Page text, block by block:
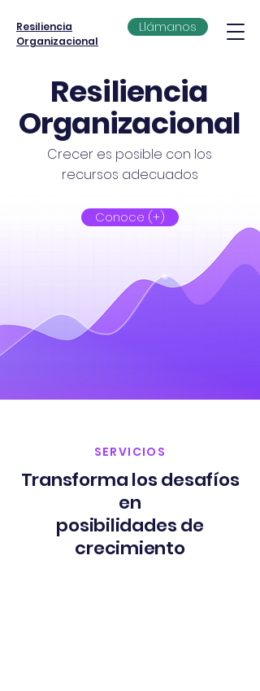
Resiliencia
Organizacional
Llámanos
Resiliencia
Organizacional
Crecer es posible con los
recursos adecuados
Conoce (+)
SERVICIOS
Transforma los desafíos
en
posibilidades de
crecimiento